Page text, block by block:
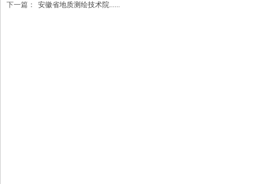
下一篇：
安徽省地质测绘技术院......